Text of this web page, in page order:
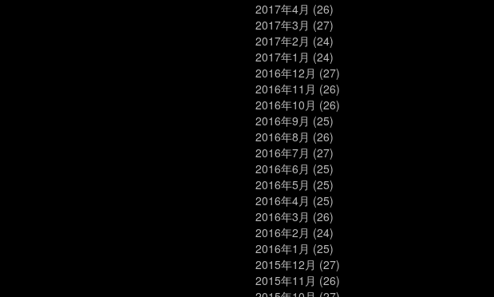
2017年4月 (26)
2017年3月 (27)
2017年2月 (24)
2017年1月 (24)
2016年12月 (27)
2016年11月 (26)
2016年10月 (26)
2016年9月 (25)
2016年8月 (26)
2016年7月 (27)
2016年6月 (25)
2016年5月 (25)
2016年4月 (25)
2016年3月 (26)
2016年2月 (24)
2016年1月 (25)
2015年12月 (27)
2015年11月 (26)